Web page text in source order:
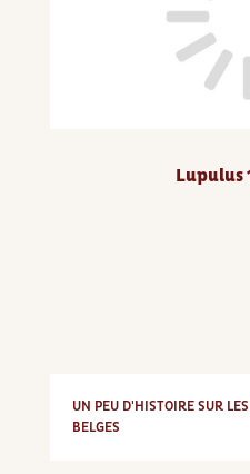
Lupulus
UN PEU D'HISTOIRE SUR
BELGES